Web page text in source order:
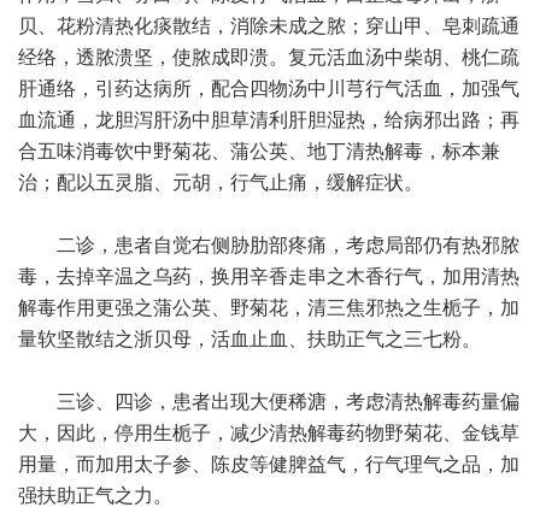
贝、花粉清热化痰散结，消除未成之脓；穿山甲、皂刺疏通
经络，透脓溃坚，使脓成即溃。复元活血汤中柴胡、桃仁疏
肝通络，引药达病所，配合四物汤中川芎行气活血，加强气
血流通，龙胆泻肝汤中胆草清利肝胆湿热，给病邪出路；再
合五味消毒饮中野菊花、蒲公英、地丁清热解毒，标本兼
治；配以五灵脂、元胡，行气止痛，缓解症状。
二诊，患者自觉右侧胁肋部疼痛，考虑局部仍有热邪脓
毒，去掉辛温之乌药，换用辛香走串之木香行气，加用清热
解毒作用更强之蒲公英、野菊花，清三焦邪热之生栀子，加
量软坚散结之浙贝母，活血止血、扶助正气之三七粉。
三诊、四诊，患者出现大便稀溏，考虑清热解毒药量偏
大，因此，停用生栀子，减少清热解毒药物野菊花、金钱草
用量，而加用太子参、陈皮等健脾益气，行气理气之品，加
强扶助正气之力。